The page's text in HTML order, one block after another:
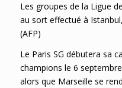
Les groupes de la Ligue
au sort effectué à
(AFP)
Le Paris SG débutera sa
champions le 6
alors que Marseille se